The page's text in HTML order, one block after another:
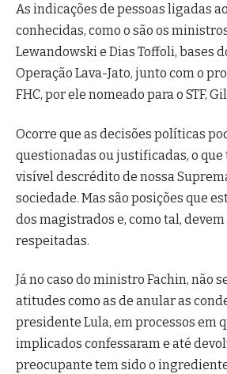
As indicações de pessoas ligadas ao
conhecidas, como o são os
Lewandowski e Dias Toffoli, bases
Operação Lava-Jato, junto com o
FHC, por ele nomeado para o STF,
Ocorre que as decisões políticas
questionadas ou justificadas, o que
visível descrédito de nossa
sociedade. Mas são posições que
dos magistrados e, como tal,
respeitadas.
Já no caso do ministro Fachin, não
atitudes como as de anular as
presidente Lula, em processos em
implicados confessaram e até
preocupante tem sido o